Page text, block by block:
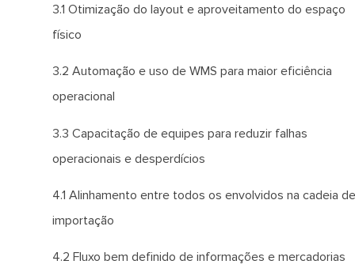
3.1 Otimização do layout e aproveitamento do espaço
físico
3.2 Automação e uso de WMS para maior eficiência
operacional
3.3 Capacitação de equipes para reduzir falhas
operacionais e desperdícios
4.1 Alinhamento entre todos os envolvidos na cadeia de
importação
4.2 Fluxo bem definido de informações e mercadorias